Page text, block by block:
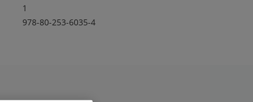
1
978-80-253-6035-4